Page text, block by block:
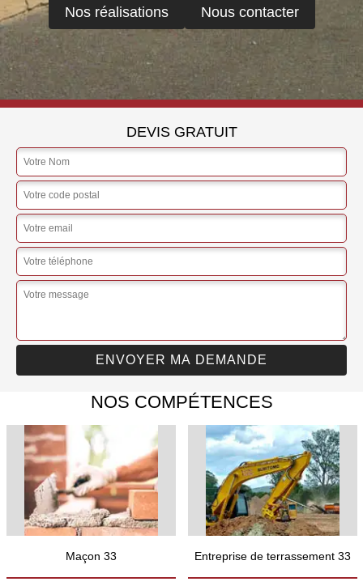
Nos réalisations Nous contacter
DEVIS GRATUIT
NOS COMPÉTENCES
Maçon 33 Entreprise de terrassement 33